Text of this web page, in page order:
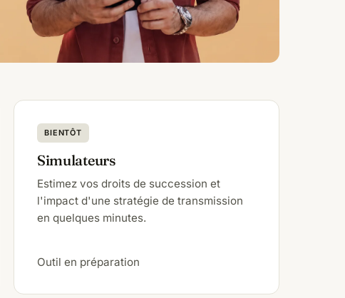
BIENTÔT
Simulateurs
Estimez vos droits de succession et
l'impact d'une stratégie de transmission
en quelques minutes.
Outil en préparation